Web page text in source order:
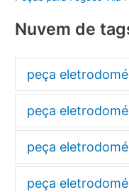
Nuvem de
peça
peça
peça
peça